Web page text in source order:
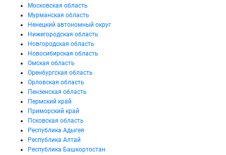
Московская область
Мурманская область
Ненецкий автономный округ
Нижегородская область
Новгородская область
Новосибирская область
Омская область
Оренбургская область
Орловская область
Пензенская область
Пермский край
Приморский край
Псковская область
Республика Адыгея
Республика Алтай
Республика Башкортостан